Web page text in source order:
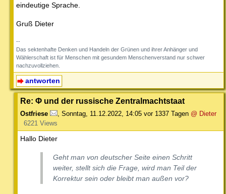
eindeutige Sprache.
Gruß Dieter
--
Das sektenhafte Denken und Handeln der Grünen und ihrer Anhänger und
Wählerschaft ist für Menschen mit gesundem Menschenverstand nur schwer
nachzuvollziehen.
antworten
Re: Φ und der russische Zentralmachtstaat
Ostfriese Sonntag, 11.12.2022, 14:05 vor 1337 Tagen @ Dieter
6221 Views
Hallo Dieter
Geht man von deutscher Seite einen Schritt
weiter, stellt sich die Frage, wird man Teil der
Korrektur sein oder bleibt man außen vor?